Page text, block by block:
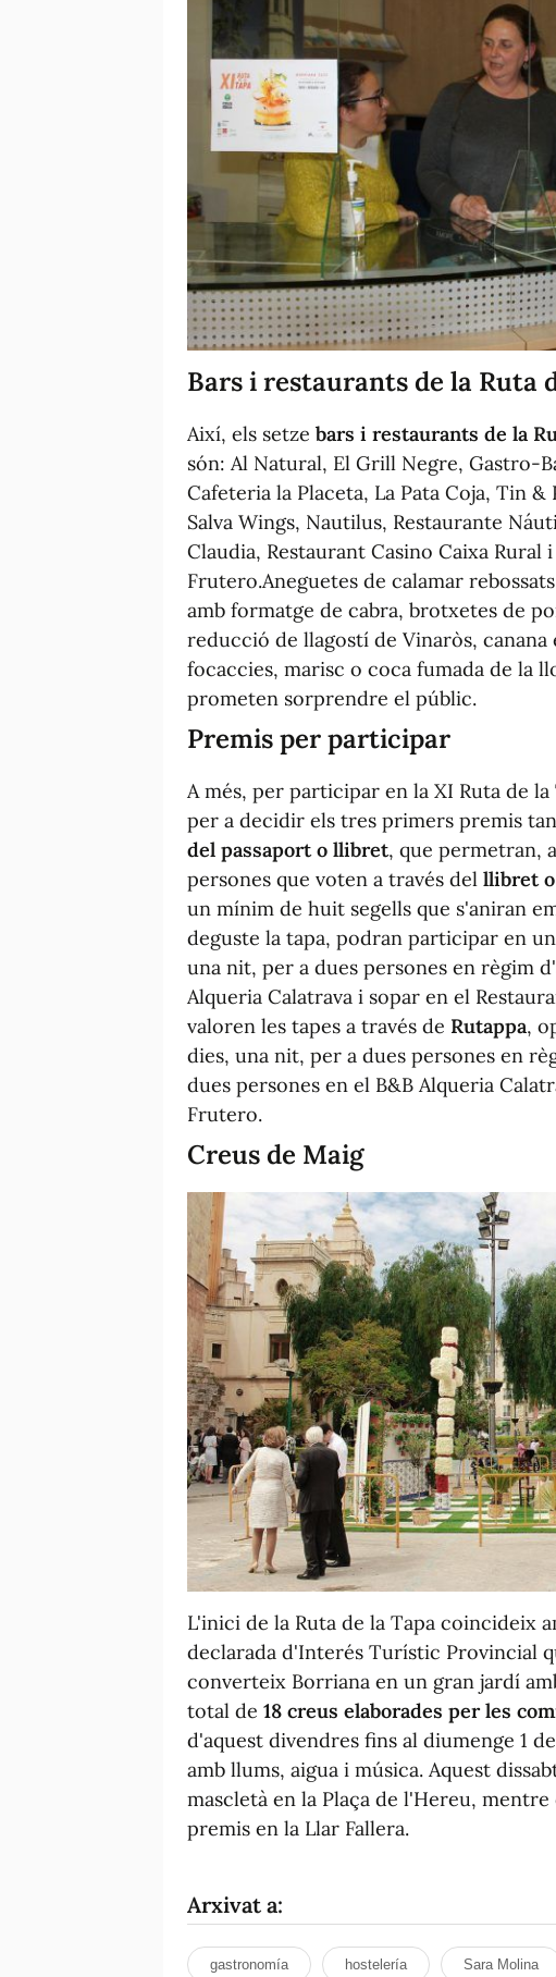
Bars i restaurants de la Ruta
Així, els setze bars i restaurants de la
són: Al Natural, El Grill Negre, Gastro-
Cafeteria la Placeta, La Pata Coja, Tin
Salva Wings, Nautilus, Restaurante
Claudia, Restaurant Casino Caixa Rural
Frutero.Aneguetes de calamar
amb formatge de cabra, brotxetes de
reducció de llagostí de Vinaròs,
focaccies, marisc o coca fumada de la
prometen sorprendre el públic.
Premis per participar
A més, per participar en la XI Ruta de
per a decidir els tres primers premis
del passaport o llibret, que permetran,
persones que voten a través del llibret
un mínim de huit segells que s'aniran
deguste la tapa, podran participar en
una nit, per a dues persones en règim
Alqueria Calatrava i sopar en el
valoren les tapes a través de Rutappa,
dies, una nit, per a dues persones en
dues persones en el B&B Alqueria
Frutero.
Creus de Maig
L'inici de la Ruta de la Tapa coincideix
declarada d'Interés Turístic Provincial
converteix Borriana en un gran jardí
total de 18 creus elaborades per les
d'aquest divendres fins al diumenge 1
amb llums, aigua i música. Aquest
mascletà en la Plaça de l'Hereu,
premis en la Llar Fallera.
Arxivat a:
gastronomía hostelería Sara Molina